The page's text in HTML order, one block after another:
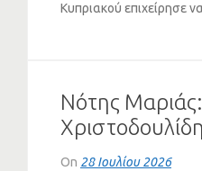
Κυπριακού επιχείρησε
Νότης
πελάτες του
On 28 Ιουλίου 2026